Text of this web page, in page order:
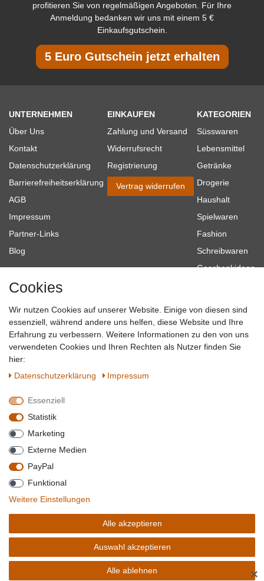
profitieren Sie von regelmäßigen Angeboten. Für Ihre
Anmeldung bedanken wir uns mit einem 5 €
Einkaufsgutschein.
5 Euro Gutschein jetzt erhalten
UNTERNEHMEN
Über Uns
Kontakt
Datenschutzerklärung
Barrierefreiheitserklärung
AGB
Impressum
Partner-Links
Blog
EINKAUFEN
Zahlung und Versand
Widerrufsrecht
Registrierung
Vertrag widerrufen
KATEGORIEN
Süsswaren
Lebensmittel
Getränke
Drogerie
Haushalt
Spielwaren
Fashion
Schreibwaren
Geschenkideen
Topmarken
SICHER EINKAUFEN
QUALITÄT
WIR AKZEPTIEREN
*Alle Preise verstehen sich inkl. MwSt. zzgl. Versandkosten. **Gilt für Lieferungen
innerhalb deutschlands, Lieferzeiten für andere Länder entnehmen Sie bitte der
Schaltfäche mit denVersandinformationen. *** Bei den ausgewiesenen Versandkosten
handelt es sich um die StandardVersandkostenfür Deutschland, diese ändern sich je
nach Auswahl Ihres Lieferlandes.
Copyright 2020 © Mega-Paradies GmbH | Alle Rechte vorbehalten.
Cookies
Wir nutzen Cookies auf unserer Website. Einige von diesen sind
essenziell, während andere uns helfen, diese Website und Ihre
Erfahrung zu verbessern. Weitere Informationen zu den von uns
verwendeten Cookies und Ihren Rechten als Nutzer finden Sie
hier:
Daten­schutz­erklärung
Impressum
Essenziell
Statistik
Marketing
Externe Medien
PayPal
Funktional
Weitere Einstellungen
Alle akzeptieren
Auswahl akzeptieren
Alle ablehnen ✕